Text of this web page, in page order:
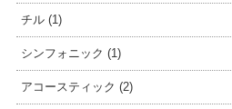
チル (1)
シンフォニック (1)
アコースティック (2)